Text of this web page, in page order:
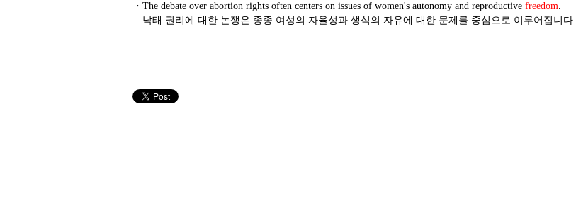
・ The debate over abortion rights often centers on issues of women's autonomy and reproductive freedom.
낙태 권리에 대한 논쟁은 종종 여성의 자율성과 생식의 자유에 대한 문제를 중심으로 이루어집니다.